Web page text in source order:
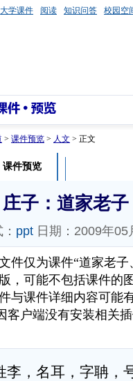
大学课件 阅读 知识问答 校园空
> 课件预览 > 人文 > 正文
课件预览
子：道家老
ppt 日期：2009年05
件仅为课件“道家老
，可能不包括课件的
与课件详细内容可能
客户端没有安装相关
，名耳，字聃，